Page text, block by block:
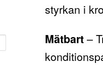
styrkan i
Mätbart–